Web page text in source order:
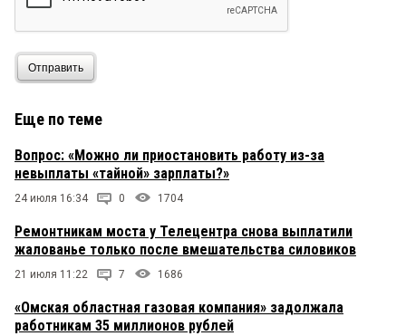
Отправить
Еще по теме
Вопрос: «Можно ли приостановить работу из-за
невыплаты «тайной» зарплаты?»
24 июля 16:34 0 1704
Ремонтникам моста у Телецентра снова выплатили
жалованье только после вмешательства силовиков
21 июля 11:22 7 1686
«Омская областная газовая компания» задолжала
работникам 35 миллионов рублей